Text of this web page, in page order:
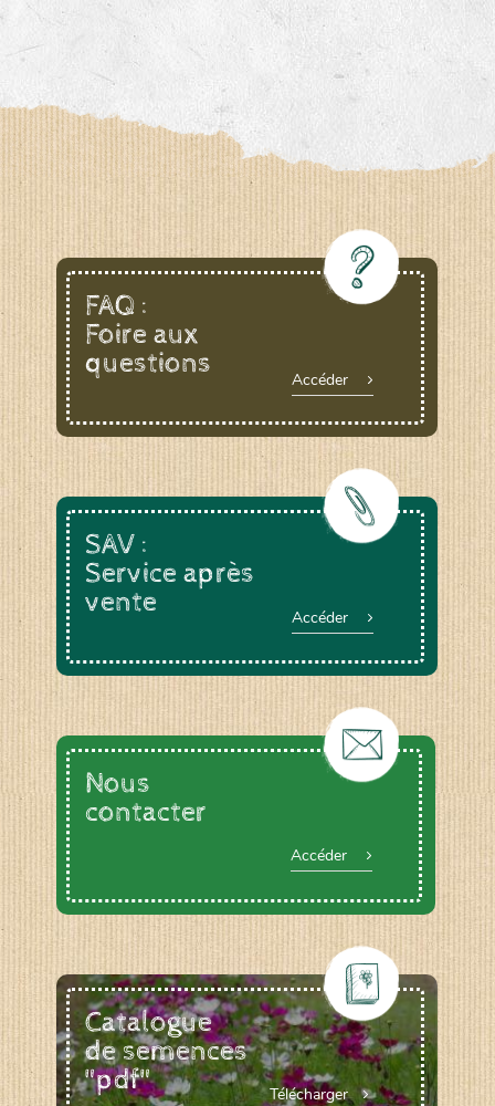
FAQ :
Foire aux
questions
Accéder
SAV :
Service après
vente
Accéder
Nous
contacter
Accéder
Catalogue
de semences
"pdf"
Télécharger